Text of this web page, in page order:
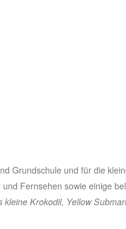
Grundschule und für die
Fernsehen sowie einige
kleine Krokodil, Yellow